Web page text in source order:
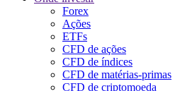
Forex
Ações
ETFs
CFD de ações
CFD de índices
CFD de matérias-primas
CFD de criptomoeda